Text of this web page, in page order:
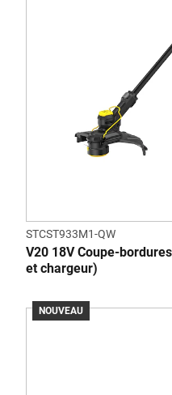
STCST933M1-QW
V20 18V Coupe-
et chargeur)
NOUVEAU